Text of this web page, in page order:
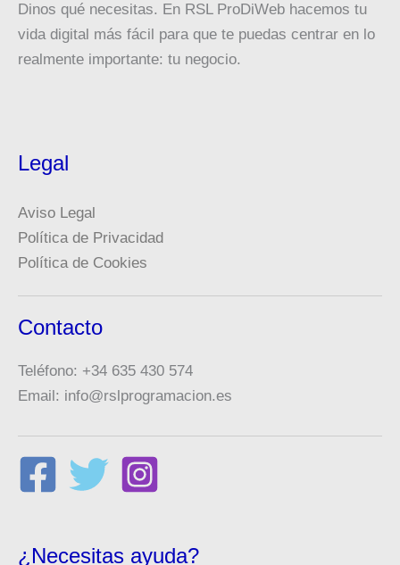
Dinos qué necesitas. En RSL ProDiWeb hacemos tu
vida digital más fácil para que te puedas centrar en lo
realmente importante: tu negocio.
Legal
Aviso Legal
Política de Privacidad
Política de Cookies
Contacto
Teléfono: +34 635 430 574
Email: info@rslprogramacion.es
¿Necesitas ayuda?